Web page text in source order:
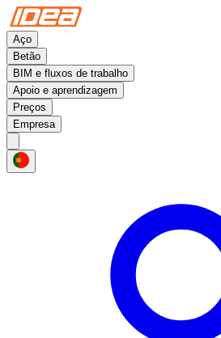
Aço
Betão
BIM e fluxos de trabalho
Apoio e aprendizagem
Preços
Empresa